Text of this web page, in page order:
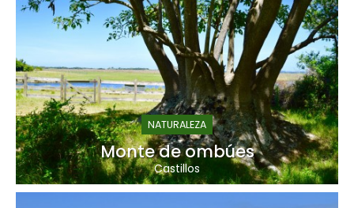
NATURALEZA
Monte de ombúes
Castillos